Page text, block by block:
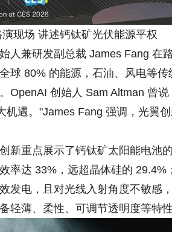
现场 讲述钙钛矿光伏能源平权
人兼研发副总裁 James Fang 在
球 80% 的能源，石油、风电等
OpenAI 创始人 Sam Altman 曾
机遇。"James Fang 强调，光翼
新重点展示了钙钛矿太阳能电池
率达 33%，远超晶体硅的
发电，且对光线入射角度不敏感
轻薄、柔性、可调节透明度等特